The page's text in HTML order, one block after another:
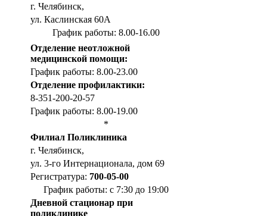
г. Челябинск,
ул. Каслинская 60А
График работы: 8.00-16.00
Отделение неотложной
медицинской помощи:
График работы: 8.00-23.00
Отделение профилактики:
8-351-200-20-57
График работы: 8.00-19.00
*
Филиал Поликлиника
г. Челябинск,
ул. 3-го Интернационала, дом 69
Регистратура: 700-05-00
График работы: с 7:30 до 19:00
Дневной стационар при
поликлинике